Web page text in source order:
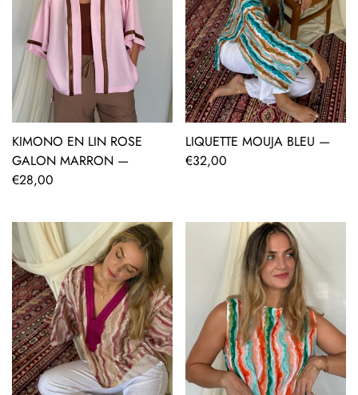
AJOUT RAPIDE
KIMONO EN LIN ROSE
GALON MARRON —
Prix
€28,00
AJOUT RAPIDE
LIQUETTE MOUJA BLEU —
Prix
€32,00